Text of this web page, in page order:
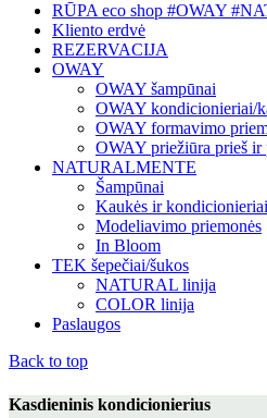
RŪPA eco shop #OWAY
Kliento erdvė
REZERVACIJA
OWAY
OWAY šampūnai
OWAY kondicionieriai/
OWAY formavimo
OWAY priežiūra prieš ir
NATURALMENTE
Šampūnai
Kaukės ir kondicionieriai
Modeliavimo priemonės
In Bloom
TEK šepečiai/šukos
NATURAL linija
COLOR linija
Paslaugos
Back to top
Kasdieninis kondicionierius